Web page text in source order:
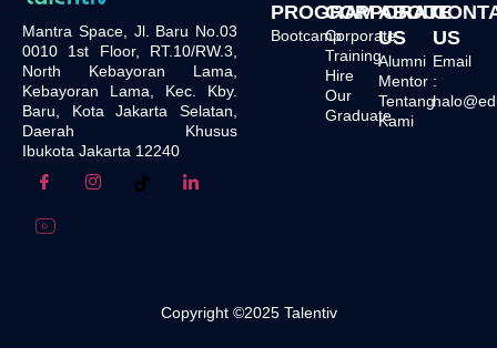
Mantra Space, Jl. Baru No.03
0010 1st Floor, RT.10/RW.3,
North Kebayoran Lama,
Kebayoran Lama, Kec. Kby.
Baru, Kota Jakarta Selatan,
Daerah Khusus
Ibukota Jakarta 12240
PROGRAM
Bootcamp
CORPORATE
Corporate
Training
Hire
Our
Graduate
ABOUT
US
Alumni
Mentor
Tentang
Kami
US
Email
:
Copyright ©2025 Talentiv